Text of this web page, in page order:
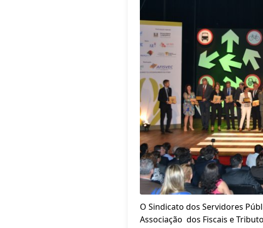
O Sindicato dos Servidores
Associação dos Fiscais e